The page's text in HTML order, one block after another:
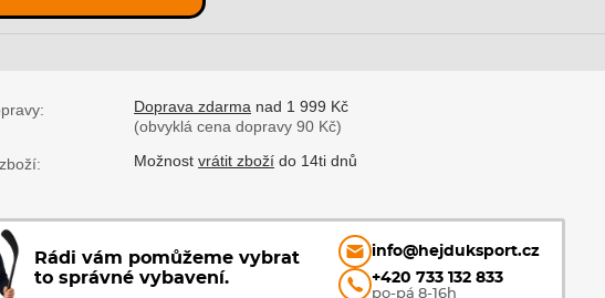
Doprava zdarma nad 1 999 Kč
(obvyklá cena dopravy 90 Kč)
Možnostvrátit zboží do 14ti dnů
Rádi vám pomůžeme vybrat
to správné vybavení.
info@hejduksport.cz
+420 733 132 833
po-pá 8-16h